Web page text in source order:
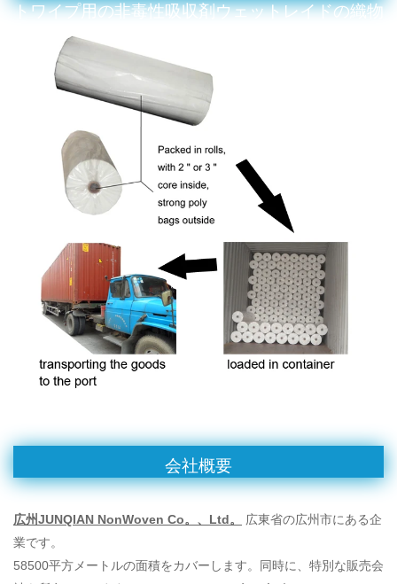
トワイプ用の非毒性吸収剤ウェットレイドの織物
会社概要
広州JUNQIAN NonWoven Co。、Ltd。
広東省の広州市にある企
業です。
58500平方メートルの面積をカバーします。同時に、特別な販売会